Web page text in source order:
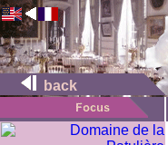
back